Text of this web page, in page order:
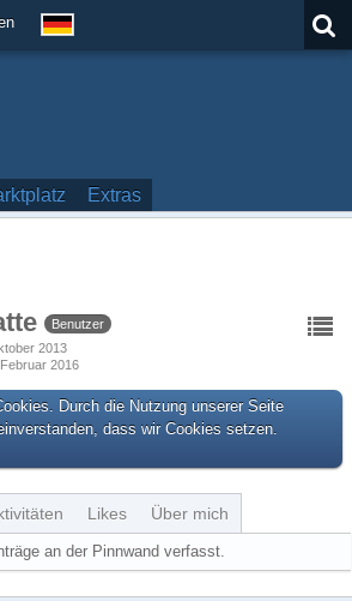
Extras
Benutzer
2013
2016
Durch die Nutzung unserer Seite
dass wir Cookies setzen.
Likes Über mich
an der Pinnwand verfasst.